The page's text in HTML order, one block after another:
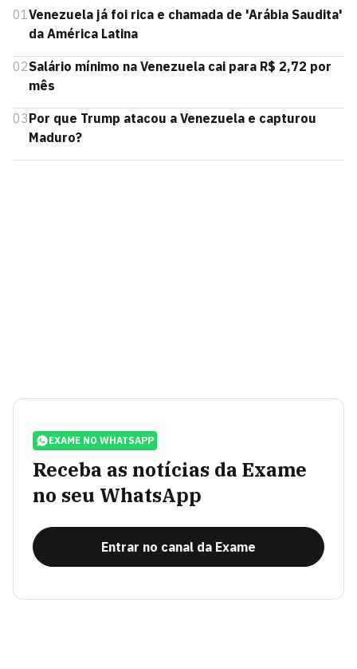
01Venezuela já foi rica e chamada de 'Arábia Saudita'
da América Latina
02Salário mínimo na Venezuela cai para R$ 2,72 por
mês
03Por que Trump atacou a Venezuela e capturou
Maduro?
EXAME NO WHATSAPP
Receba as notícias da Exame
no seu WhatsApp
Entrar no canal da Exame